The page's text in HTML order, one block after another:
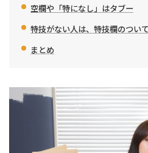
空欄や「特になし」はタブー
特技がない人は、特技欄のつい
まとめ